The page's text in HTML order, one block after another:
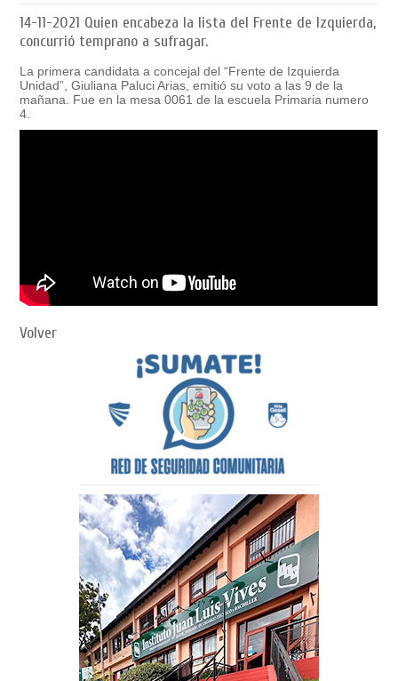
14-11-2021 Quien encabeza la lista del Frente de Izquierda,
concurrió temprano a sufragar.
La primera candidata a concejal del “Frente de Izquierda
Unidad”, Giuliana Paluci Arias, emitió su voto a las 9 de la
mañana. Fue en la mesa 0061 de la escuela Primaria numero
4.
Volver